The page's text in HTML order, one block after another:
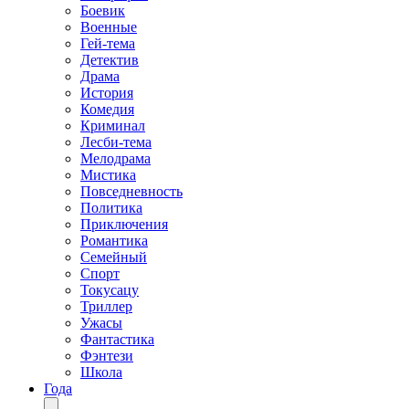
Боевик
Военные
Гей-тема
Детектив
Драма
История
Комедия
Криминал
Лесби-тема
Мелодрама
Мистика
Повседневность
Политика
Приключения
Романтика
Семейный
Спорт
Токусацу
Триллер
Ужасы
Фантастика
Фэнтези
Школа
Года